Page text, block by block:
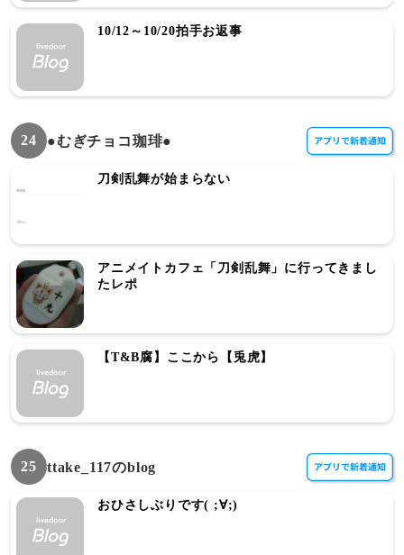
10/12～10/20拍手お返事
24 ●むぎチョコ珈琲●
刀剣乱舞が始まらない
アニメイトカフェ「刀剣乱舞」に行ってきまし
たレポ
【T&B腐】ここから【兎虎】
25 ttake_117のblog
おひさしぶりです( ;∀;)